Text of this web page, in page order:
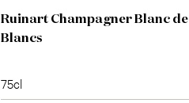
Ruinart Champagner Blanc de
Blancs
75cl